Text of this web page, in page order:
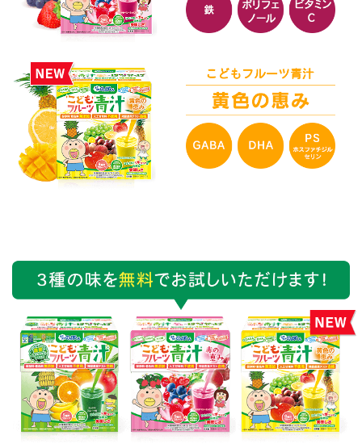
子供が偏食＋給食も食べないので、すごく困っていまし
作りましたが、全然ダメ。とりあえず、白米は食べてく
れるので良いのですが、野菜を食べないので子供の体が
心配で、ネットで調べてみたら、スクスクのっぽくんと
出会いました。その中でも青汁が気になり購入。最初は
嫌がっていましたが、美味しいとゴクゴク飲んでくれま
す。子供が飲みやすい味で、少量で栄養が取れるのが凄
リピーター りおなお母さん
2018年10月9日
★★★★★ 利用歴：5ヶ月目
青汁をヨーグルトにかけて食べています。味も美味しく
子供も毎日食べるのを楽しみにしています。